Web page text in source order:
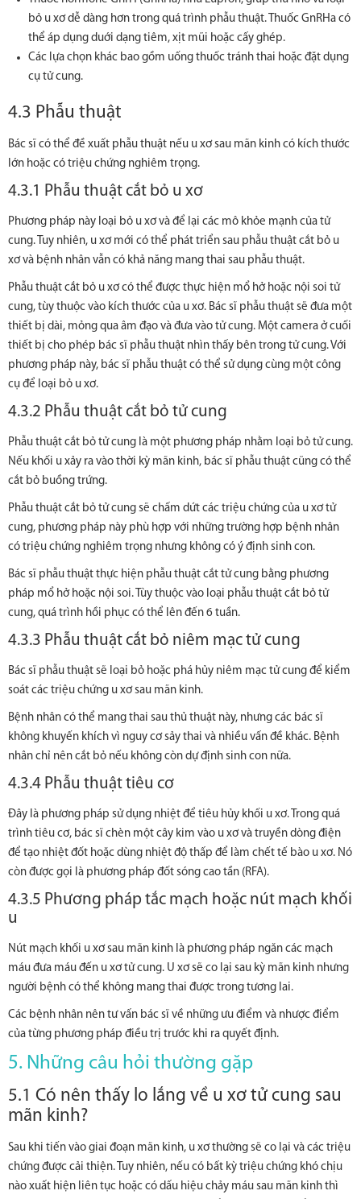
bỏ u xơ dễ dàng hơn trong quá trình phẫu thuật. Thuốc GnRHa có
thể áp dụng duới dạng tiêm, xịt mũi hoặc cấy ghép.
Các lựa chọn khác bao gồm uống thuốc tránh thai hoặc đặt dụng
cụ tử cung.
4.3 Phẫu thuật
Bác sĩ có thể đề xuất phẫu thuật nếu u xơ sau mãn kinh có kích thước
lớn hoặc có triệu chứng nghiêm trọng.
4.3.1 Phẫu thuật cắt bỏ u xơ
Phương pháp này loại bỏ u xơ và để lại các mô khỏe mạnh của tử
cung. Tuy nhiên, u xơ mới có thể phát triển sau phẫu thuật cắt bỏ u
xơ và bệnh nhân vẫn có khả năng mang thai sau phẫu thuật.
Phẫu thuật cắt bỏ u xơ có thể được thực hiện mổ hở hoặc nội soi tử
cung, tùy thuộc vào kích thước của u xơ. Bác sĩ phẫu thuật sẽ đưa một
thiết bị dài, mỏng qua âm đạo và đưa vào tử cung. Một camera ở cuối
thiết bị cho phép bác sĩ phẫu thuật nhìn thấy bên trong tử cung. Với
phương pháp này, bác sĩ phẫu thuật có thể sử dụng cùng một công
cụ để loại bỏ u xơ.
4.3.2 Phẫu thuật cắt bỏ tử cung
Phẫu thuật cắt bỏ tử cung là một phương pháp nhằm loại bỏ tử cung.
Nếu khối u xảy ra vào thời kỳ mãn kinh, bác sĩ phẫu thuật cũng có thể
cắt bỏ buồng trứng.
Phẫu thuật cắt bỏ tử cung sẽ chấm dứt các triệu chứng của u xơ tử
cung, phương pháp này phù hợp với những trường hợp bệnh nhân
có triệu chứng nghiêm trọng nhưng không có ý định sinh con.
Bác sĩ phẫu thuật thực hiện phẫu thuật cắt tử cung bằng phương
pháp mổ hở hoặc nội soi. Tùy thuộc vào loại phẫu thuật cắt bỏ tử
cung, quá trình hồi phục có thể lên đến 6 tuần.
4.3.3 Phẫu thuật cắt bỏ niêm mạc tử cung
Bác sĩ phẫu thuật sẽ loại bỏ hoặc phá hủy niêm mạc tử cung để kiểm
soát các triệu chứng u xơ sau mãn kinh.
Bệnh nhân có thể mang thai sau thủ thuật này, nhưng các bác sĩ
không khuyến khích vì nguy cơ sảy thai và nhiều vấn đề khác. Bệnh
nhân chỉ nên cắt bỏ nếu không còn dự định sinh con nữa.
4.3.4 Phẫu thuật tiêu cơ
Đây là phương pháp sử dụng nhiệt để tiêu hủy khối u xơ. Trong quá
trình tiêu cơ, bác sĩ chèn một cây kim vào u xơ và truyền dòng điện
để tạo nhiệt đốt hoặc dùng nhiệt độ thấp để làm chết tế bào u xơ. Nó
còn được gọi là phương pháp đốt sóng cao tần (RFA).
4.3.5 Phương pháp tắc mạch hoặc nút mạch khối
u
Nút mạch khối u xơ sau mãn kinh là phương pháp ngăn các mạch
máu đưa máu đến u xơ tử cung. U xơ sẽ co lại sau kỳ mãn kinh nhưng
người bệnh có thể không mang thai được trong tương lai.
Các bệnh nhân nên tư vấn bác sĩ về những ưu điểm và nhược điểm
của từng phương pháp điều trị trước khi ra quyết định.
5. Những câu hỏi thường gặp
5.1 Có nên thấy lo lắng về u xơ tử cung sau
mãn kinh?
Sau khi tiến vào giai đoạn mãn kinh, u xơ thường sẽ co lại và các triệu
chứng được cải thiện. Tuy nhiên, nếu có bất kỳ triệu chứng khó chịu
nào xuất hiện liên tục hoặc có dấu hiệu chảy máu sau mãn kinh thì